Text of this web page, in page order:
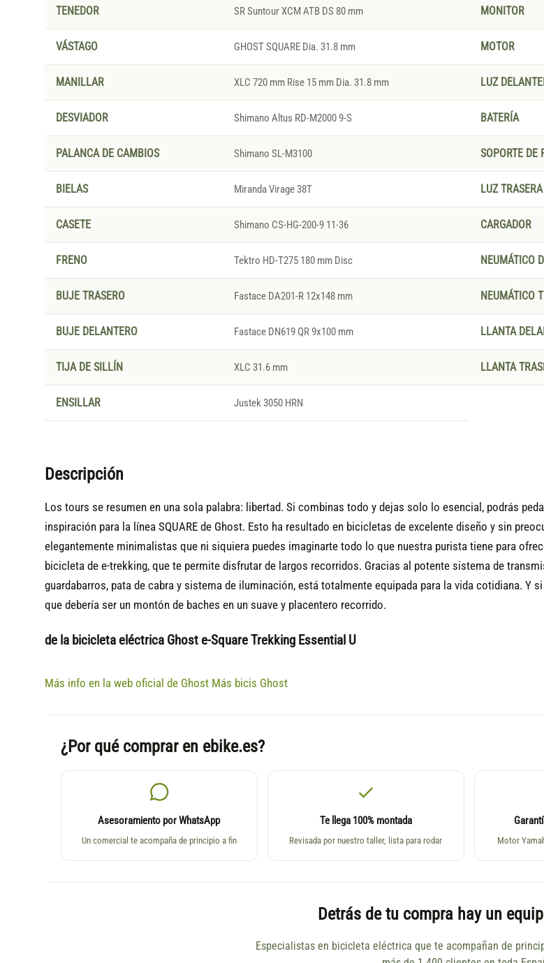
TENEDOR SR Suntour XCM ATB DS 80 mm
VÁSTAGO GHOST SQUARE Dia. 31.8 mm
MANILLAR XLC 720 mm Rise 15 mm Dia. 31.8 mm
DESVIADOR Shimano Altus RD-M2000 9-S
PALANCA DE CAMBIOS Shimano SL-M3100
BIELAS Miranda Virage 38T
CASETE Shimano CS-HG-200-9 11-36
FRENO Tektro HD-T275 180 mm Disc
BUJE TRASERO Fastace DA201-R 12x148 mm
BUJE DELANTERO Fastace DN619 QR 9x100 mm
TIJA DE SILLÍN XLC 31.6 mm
ENSILLAR Justek 3050 HRN
MONITOR
MOTOR
LUZ
BATERÍA
SOPORTE DE
LUZ TRASERA
CARGADOR
NEUMÁTICO
NEUMÁTICO
LLANTA
LLANTA
Descripción
Los tours se resumen en una sola palabra: libertad. Si combinas todo y dejas solo lo esencial, podrás
inspiración para la línea SQUARE de Ghost. Esto ha resultado en bicicletas de excelente diseño y sin
elegantemente minimalistas que ni siquiera puedes imaginarte todo lo que nuestra purista tiene para
bicicleta de e-trekking, que te permite disfrutar de largos recorridos. Gracias al potente sistema de
guardabarros, pata de cabra y sistema de iluminación, está totalmente equipada para la vida cotidiana. Y
que debería ser un montón de baches en un suave y placentero recorrido.
de la bicicleta eléctrica Ghost e-Square Trekking Essential U
Más info en la web oficial de Ghost Más bicis Ghost
¿Por qué comprar en ebike.es?
Asesoramiento por WhatsApp
Un comercial te acompaña de principio a fin
Te llega 100% montada
Revisada por nuestro taller, lista para rodar Motor
Detrás de tu compra hay un
Especialistas en bicicleta eléctrica que te acompañan de